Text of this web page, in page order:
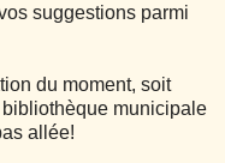
suggestions parmi
du moment, soit
municipale
allée!